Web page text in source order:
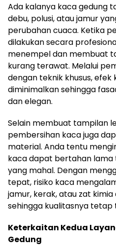
Ada kalanya kaca gedung
debu, polusi, atau jamur
perubahan cuaca. Ketika
dilakukan secara
menempel dan membuat
kurang terawat. Melalui
dengan teknik khusus, efek
diminimalkan sehingga
dan elegan.
Selain membuat tampilan
pembersihan kaca juga
material. Anda tentu
kaca dapat bertahan
yang mahal. Dengan
tepat, risiko kaca
jamur, kerak, atau zat
sehingga kualitasnya tetap
Keterkaitan Kedua
Gedung